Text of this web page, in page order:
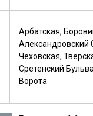
Арбатская,
Александровский
Чеховская,
Сретенский
Ворота